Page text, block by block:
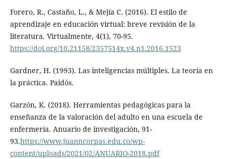
Forero, R., Castaño, L., & Mejía C. (2016). El estilo de
aprendizaje en educación virtual: breve revisión de la
literatura. Virtualmente, 4(1), 70-95.
https://doi.org/10.21158/2357514x.v4.n1.2016.1523
Gardner, H. (1993). Las inteligencias múltiples. La teoría en
la práctica. Paidós.
Garzón, K. (2018). Herramientas pedagógicas para la
enseñanza de la valoración del adulto en una escuela de
enfermería. Anuario de investigación, 91-
93.https://www.juanncorpas.edu.co/wp-
content/uploads/2021/02/ANUARIO-2018.pdf